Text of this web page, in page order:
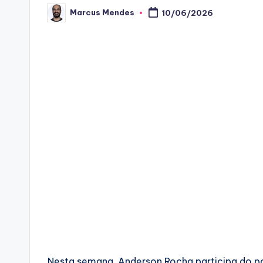
Posted
by
Marcus Mendes 10/06/2026